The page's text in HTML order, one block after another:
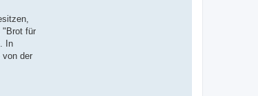
"Brot für
In
von der